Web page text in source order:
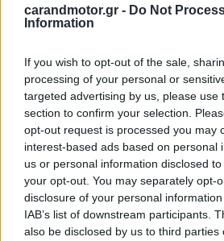
carandmotor.gr - Do Not
Information
If you wish to opt-out of the sale,
processing of your personal or
targeted advertising by us, please use
section to confirm your selection.
opt-out request is processed you may
interest-based ads based on personal
us or personal information disclosed
your opt-out. You may separately opt-
disclosure of your personal
IAB’s list of downstream participants.
also be disclosed by us to third parties
Η Ρωσία και η Σαουδική Αραβία
σημαντική μείωση της ημερήσιας
έως και το τέλος της χρονιάς (1,3
στόχο να κρατηθούν οι τιμές σε
αυτό που θα μπορούσε να
καυσίμων είναι μια ενδεχόμενη
Λωρίδα της Γάζας.